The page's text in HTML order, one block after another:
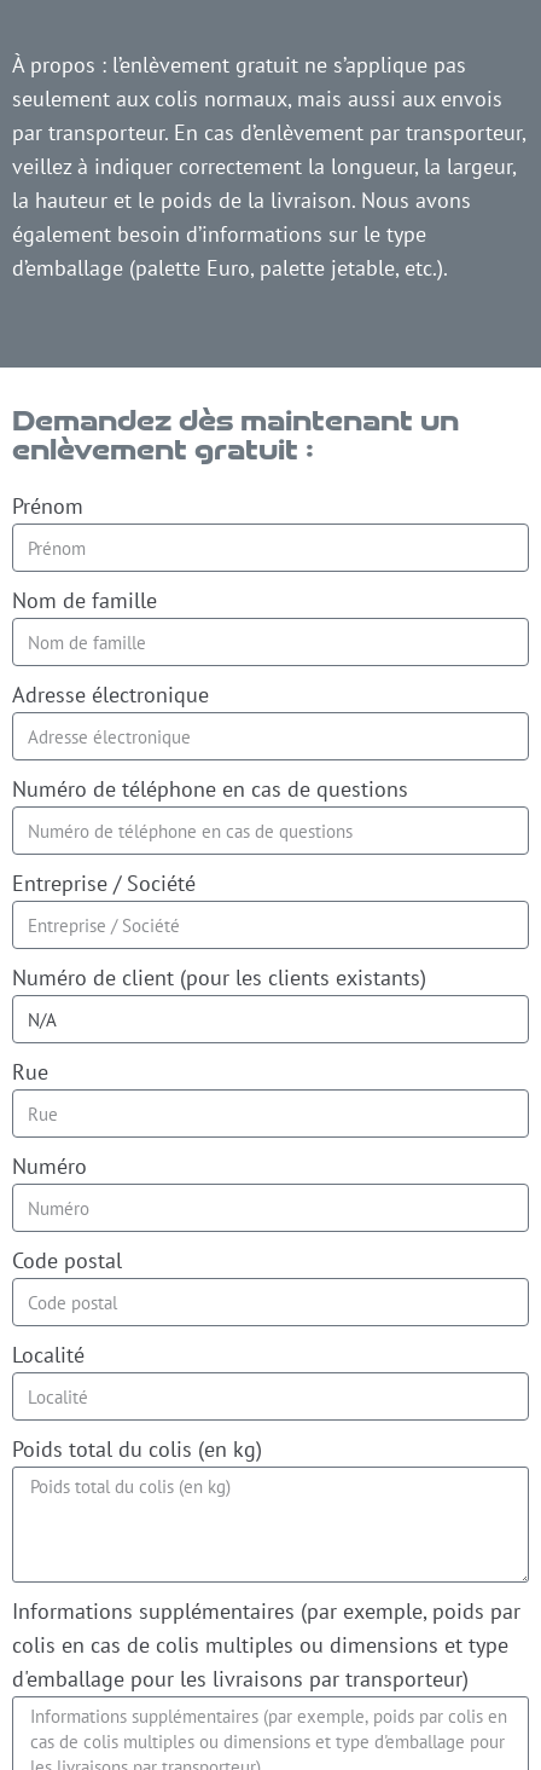
À propos : l’enlèvement gratuit ne s’applique pas
seulement aux colis normaux, mais aussi aux envois
par transporteur. En cas d’enlèvement par transporteur,
veillez à indiquer correctement la longueur, la largeur,
la hauteur et le poids de la livraison. Nous avons
également besoin d’informations sur le type
d’emballage (palette Euro, palette jetable, etc.).
Demandez dès maintenant un
enlèvement gratuit :
Prénom
Nom de famille
Adresse électronique
Numéro de téléphone en cas de questions
Entreprise / Société
Numéro de client (pour les clients existants)
Rue
Numéro
Code postal
Localité
Poids total du colis (en kg)
Informations supplémentaires (par exemple, poids par
colis en cas de colis multiples ou dimensions et type
d'emballage pour les livraisons par transporteur)